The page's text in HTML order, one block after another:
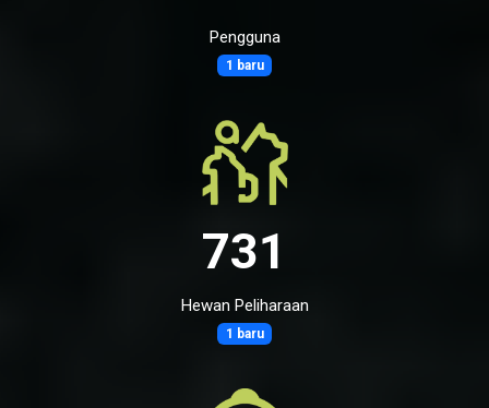
Pengguna
1 baru
731
Hewan Peliharaan
1 baru